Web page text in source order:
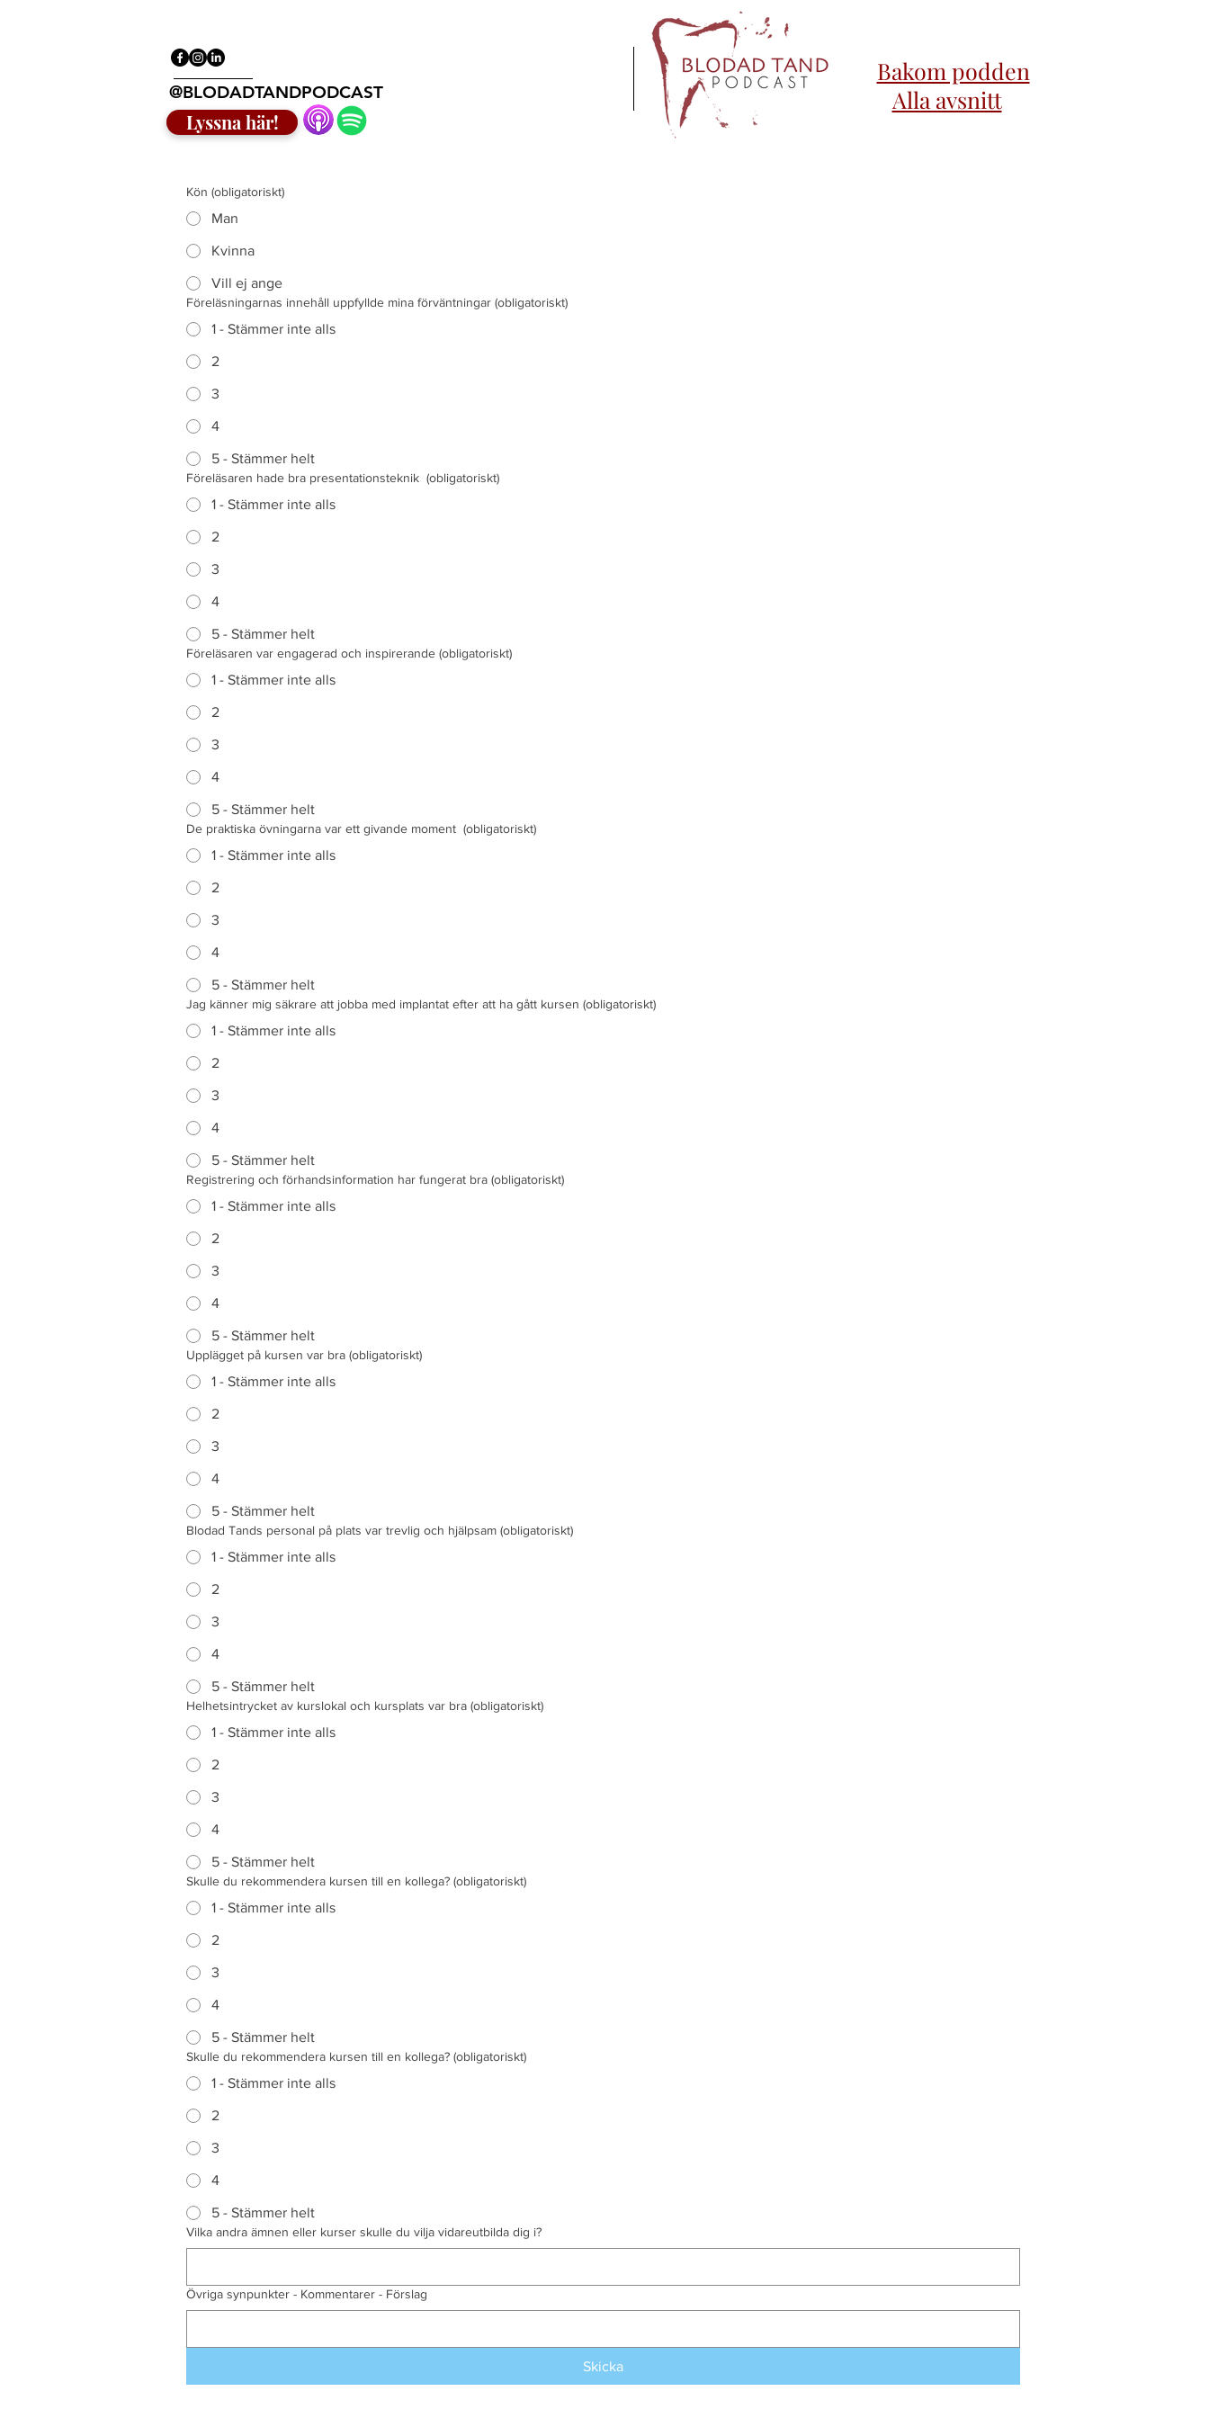
@BLODADTANDPODCAST
Lyssna här!
Bakom podden
Alla avsnitt
Kön (obligatoriskt)
Man
Kvinna
Vill ej ange
Föreläsningarnas innehåll uppfyllde mina förväntningar (obligatoriskt)
1 - Stämmer inte alls
2
3
4
5 - Stämmer helt
Föreläsaren hade bra presentationsteknik (obligatoriskt)
1 - Stämmer inte alls
2
3
4
5 - Stämmer helt
Föreläsaren var engagerad och inspirerande (obligatoriskt)
1 - Stämmer inte alls
2
3
4
5 - Stämmer helt
De praktiska övningarna var ett givande moment (obligatoriskt)
1 - Stämmer inte alls
2
3
4
5 - Stämmer helt
Jag känner mig säkrare att jobba med implantat efter att ha gått kursen (obligatoriskt)
1 - Stämmer inte alls
2
3
4
5 - Stämmer helt
Registrering och förhandsinformation har fungerat bra (obligatoriskt)
1 - Stämmer inte alls
2
3
4
5 - Stämmer helt
Upplägget på kursen var bra (obligatoriskt)
1 - Stämmer inte alls
2
3
4
5 - Stämmer helt
Blodad Tands personal på plats var trevlig och hjälpsam (obligatoriskt)
1 - Stämmer inte alls
2
3
4
5 - Stämmer helt
Helhetsintrycket av kurslokal och kursplats var bra (obligatoriskt)
1 - Stämmer inte alls
2
3
4
5 - Stämmer helt
Skulle du rekommendera kursen till en kollega? (obligatoriskt)
1 - Stämmer inte alls
2
3
4
5 - Stämmer helt
Skulle du rekommendera kursen till en kollega? (obligatoriskt)
1 - Stämmer inte alls
2
3
4
5 - Stämmer helt
Vilka andra ämnen eller kurser skulle du vilja vidareutbilda dig i?
Övriga synpunkter - Kommentarer - Förslag
Skicka